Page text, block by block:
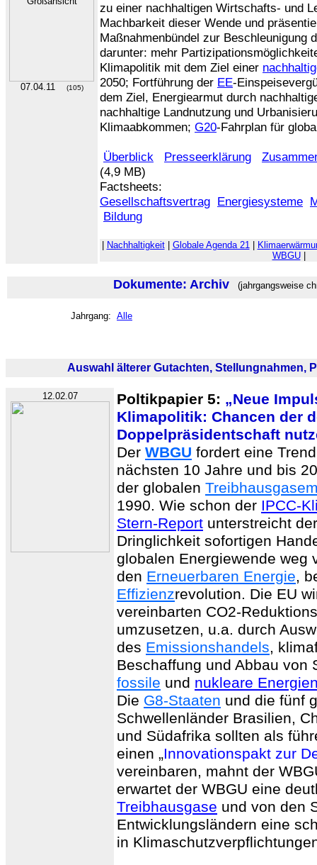
07.04.11 (105)
zu einer nachhaltigen Wirtschafts- und
Machbarkeit dieser Wende und
Maßnahmenbündel zur Beschleunigung
darunter: mehr
Klimapolitik mit dem Ziel einer
2050; Fortführung der EE-
dem Ziel, Energiearmut durch
nachhaltige Landnutzung und
Klimaabkommen; G20-Fahrplan für
Überblick Presseerklärung
(4,9 MB)
Factsheets:
Gesellschaftsvertrag Energiesysteme
Bildung
Nachhaltigkeit| Globale Agenda 21|
WBGU|
Dokumente: Archiv (jahrgangsweise
Jahrgang: Alle
Auswahl älterer Gutachten, Stellungnahmen,
12.02.07 Poltikpapier 5: „Neue
Klimapolitik: Chancen der
Doppelpräsidentschaft
Der WBGU fordert eine
nächsten 10 Jahre und bis
der globalen
1990. Wie schon der IPCC-
Stern-Report unterstreicht
Dringlichkeit sofortigen
globalen Energiewende weg
den Erneuerbaren Energie,
Effizienzrevolution. Die EU
vereinbarten CO2-
umzusetzen, u.a. durch
des Emissionshandels,
Beschaffung und Abbau von
fossile und nukleare
Die G8-Staaten und die fünf
Schwellenländer Brasilien,
und Südafrika sollten als
einen „Innovationspakt zur
vereinbaren, mahnt der
erwartet der WBGU eine
Treibhausgase und von den
Entwicklungsländern eine
in